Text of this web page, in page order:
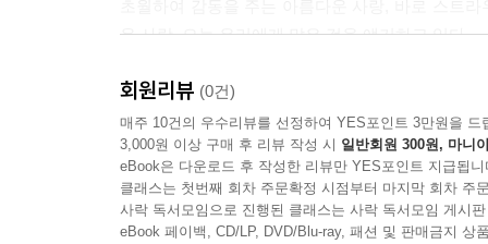
장독대가 있는 풍경 2
겨울 아침
웨스트 밴쿠버 바닷가에서
수국꽃이 피는 여름 정원
장독대를 바라보며
동심초(同心草)
세상에서 가장 살기 좋은 곳
운 사랑, 오늘 우리에게 많은 것을 얘기하고 있다.
내가 첩첩산중 오지에 사는 기분이라고 해서 세
를 한 잔 마시면서 살아가는 얘기를 나눈다. 세상
--- p.112
회원리뷰 (0건)
매주 10건의 우수리뷰를 선정하여 YES포인트 3만원을 드
3,000원 이상 구매 후 리뷰 작성 시 일반회원 300원, 마니
eBook은 다운로드 후 작성한 리뷰만 YES포인트 지급됩니
클래스는 첫번째 회차 주문확정 시점부터 마지막 회차 주
사락 독서모임으로 진행된 클래스는 사락 독서모임 게시
eBook 페이백, CD/LP, DVD/Blu-ray, 패션 및 판매금지 상